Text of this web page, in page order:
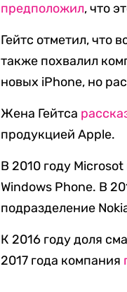
предположил, что
Гейтс отметил, что
также похвалил
новых iPhone, но
Жена Гейтса
продукцией Apple.
В 2010 году
Windows Phone. В
подразделение
К 2016 году доля
2017 года компания